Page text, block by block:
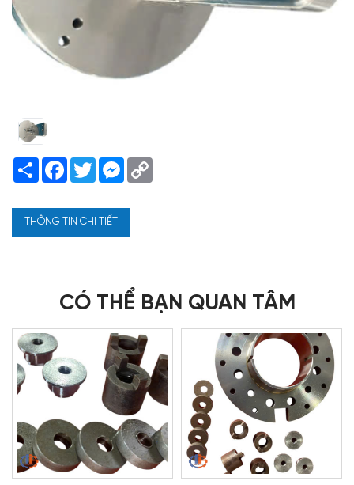
Share Facebook
TwitterMessenger
THÔNG TIN CHI TIẾT
CÓ THỂ BẠN QUAN TÂM